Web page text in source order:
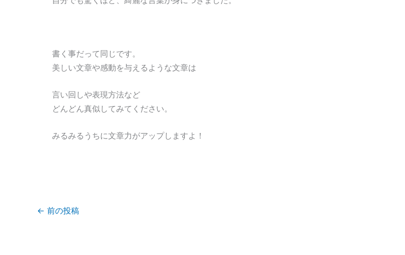
書く事だって同じです。
美しい文章や感動を与えるような文章は
言い回しや表現方法など
どんどん真似してみてください。
みるみるうちに文章力がアップしますよ！
← 前の投稿